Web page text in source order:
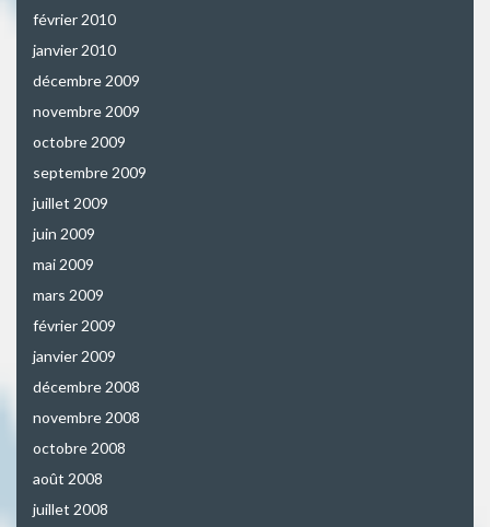
février 2010
janvier 2010
décembre 2009
novembre 2009
octobre 2009
septembre 2009
juillet 2009
juin 2009
mai 2009
mars 2009
février 2009
janvier 2009
décembre 2008
novembre 2008
octobre 2008
août 2008
juillet 2008